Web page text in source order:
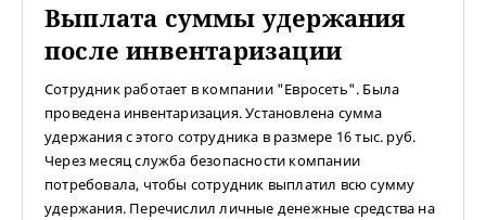
Выплата суммы удержания
после инвентаризации
Сотрудник работает в компании "Евросеть". Была
проведена инвентаризация. Установлена сумма
удержания с этого сотрудника в размере 16 тыс. руб.
Через месяц служба безопасности компании
потребовала, чтобы сотрудник выплатил всю сумму
удержания. Перечислил личные денежные средства на